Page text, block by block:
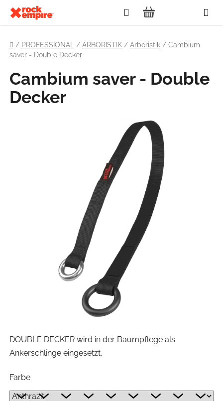
Inhalt
springen
Suchen
WARENKORB
Startseite
/ PROFESSIONAL / ARBORISTIK / Arboristik / Cambium
saver - Double Decker
DOUBLE DECKER wird in der Baumpflege als
Ankerschlinge eingesetzt.
Farbe
Cambium saver - Double
Decker